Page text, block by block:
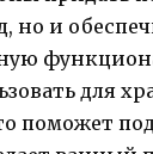
но и
для
поможет